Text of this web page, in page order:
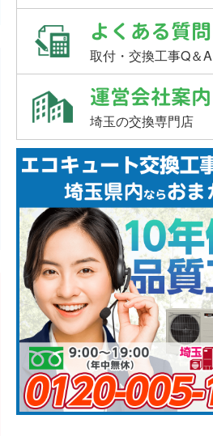
よくある質問
取付・交換工事Q＆A
運営会社案内
埼玉の交換専門店